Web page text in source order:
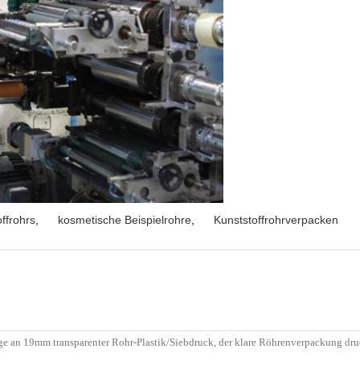
kosmetische Beispielrohre Kunststoffrohrverpacken